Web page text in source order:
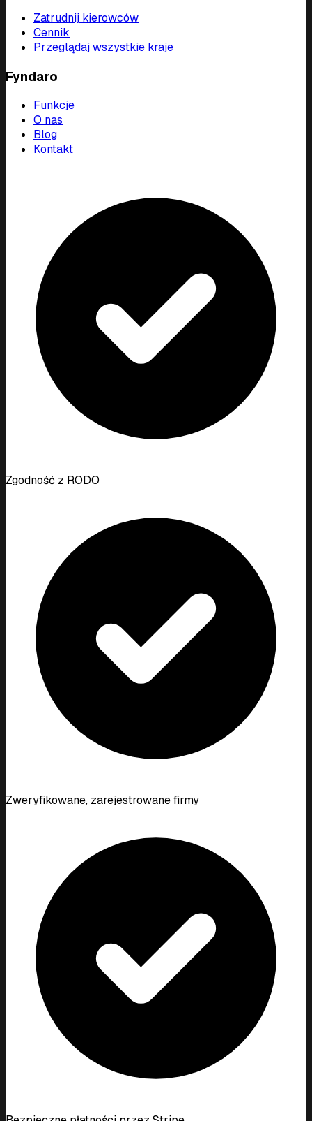
Zatrudnij kierowców
Cennik
Przeglądaj wszystkie kraje
Fyndaro
Funkcje
O nas
Blog
Kontakt
Zgodność z RODO
Zweryfikowane, zarejestrowane firmy